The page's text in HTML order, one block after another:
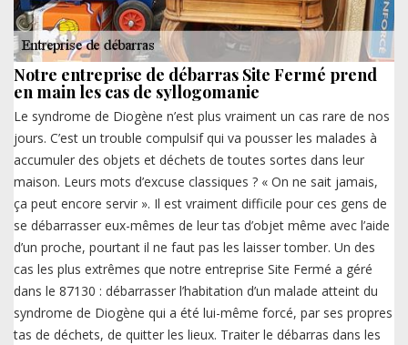
Notre entreprise de débarras Site Fermé prend
en main les cas de syllogomanie
Le syndrome de Diogène n’est plus vraiment un cas rare de nos
jours. C’est un trouble compulsif qui va pousser les malades à
accumuler des objets et déchets de toutes sortes dans leur
maison. Leurs mots d’excuse classiques ? « On ne sait jamais,
ça peut encore servir ». Il est vraiment difficile pour ces gens de
se débarrasser eux-mêmes de leur tas d’objet même avec l’aide
d’un proche, pourtant il ne faut pas les laisser tomber. Un des
cas les plus extrêmes que notre entreprise Site Fermé a géré
dans le 87130 : débarrasser l’habitation d’un malade atteint du
syndrome de Diogène qui a été lui-même forcé, par ses propres
tas de déchets, de quitter les lieux. Traiter le débarras dans les